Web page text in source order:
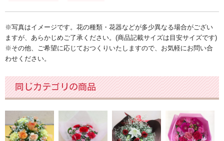
種類
胡蝶蘭
カスミソウ[かすみ草]
ユリ[百合]
ガーベラ
※写真はイメージです。花の種類・花器などが多少異なる場合がござい
ますが、あらかじめご了承ください。(商品記載サイズは目安サイズです)
※その他、ご希望に応じておつくりいたしますので、お気軽にお問い合
わせください。
同じカテゴリの商品